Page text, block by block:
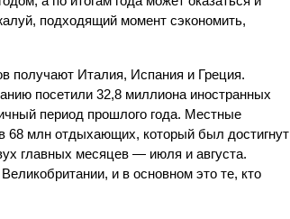
подходящий момент сэкономить,
получают Италия, Испания и Греция.
посетили 32,8 миллиона иностранных
период прошлого года. Местные
68 млн отдыхающих, который был достигнут
главных месяцев — июля и августа.
и в основном это те, кто